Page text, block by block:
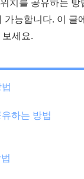
능합니다. 이 글
세요.
하는 방법